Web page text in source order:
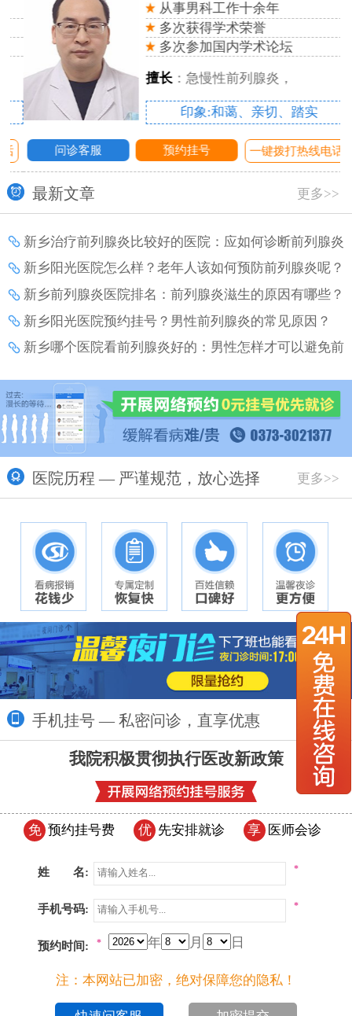
从事男科工作十余年
多次获得学术荣誉
多次参加国内学术论坛
擅长：急慢性前列腺炎，
印象:和蔼、亲切、踏实
问诊客服 预约挂号 一键拨打热线电话
最新文章 更多>>
新乡治疗前列腺炎比较好的医院：应如何诊断前列腺炎
增生？
新乡阳光医院怎么样？老年人该如何预防前列腺炎呢？
新乡前列腺炎医院排名：前列腺炎滋生的原因有哪些？
新乡阳光医院预约挂号？男性前列腺炎的常见原因？
新乡哪个医院看前列腺炎好的：男性怎样才可以避免前
医院历程 — 严谨规范，放心选择 更多>>
手机挂号 — 私密问诊，直享优惠 更多>>
我院积极贯彻执行医改新政策
免 预约挂号费 优 先安排就诊 享 医师会诊
姓 名: *
手机号码: *
预约时间: 年 月 日
*
注：本网站已加密，绝对保障您的隐私！